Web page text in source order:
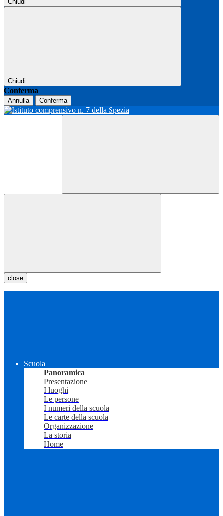
Chiudi
Chiudi
Conferma
Annulla Conferma
close
Scuola
Panoramica
Presentazione
I luoghi
Le persone
I numeri della scuola
Le carte della scuola
Organizzazione
La storia
Home